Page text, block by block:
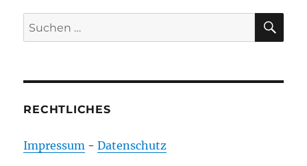
Suchen
nach:
RECHTLICHES
Impressum -Datenschutz